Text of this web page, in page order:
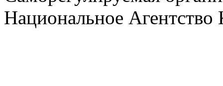
Национальное Агентство